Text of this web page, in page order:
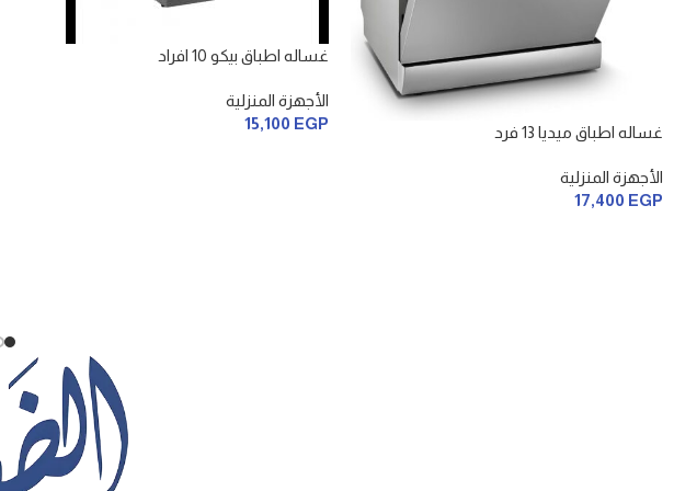
غساله اطباق ميديا 13 فرد
الأجهزة المنزلية
17,400 EGP
غساله اطباق بيكو 10 افراد
الأجهزة المنزلية
15,100 EGP